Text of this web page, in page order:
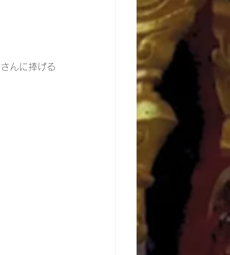
んに捧げる